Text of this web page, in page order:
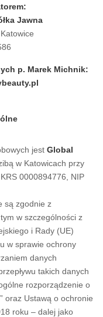
Jawna
p. Marek Michnik:
jest Global
w Katowicach przy
0000894776, NIP
są zgodnie z
w szczególności z
i Rady (UE)
w sprawie ochrony
danych
takich danych
rozporządzenie o
oraz Ustawą o ochronie
roku – dalej jako